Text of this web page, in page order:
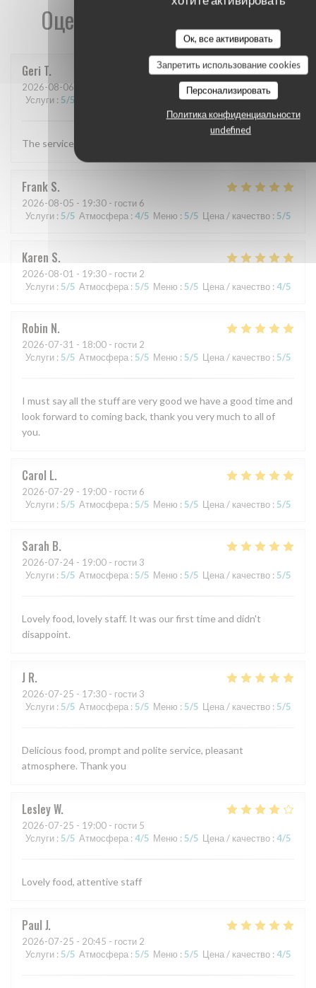
Ок, все активировать
Запретить использование cookies
Персонализировать
Политика конфиденциальности
undefined
Оценки наших посетителей
Geri T
2026-08-06
Услуги : 5/5 :5/5 Цена / качество:5
The service and food are always excellent
Frank S
2026-08-05 - 19:30 - гости 6
Услуги : 5/5 Атмосфера : 4/5 Меню : 5/5 Цена / качество : 5/5
Karen S
2026-08-01 - 19:30 - гости 2
Услуги : 5/5 Атмосфера : 5/5 Меню : 5/5 Цена / качество : 4/5
Robin N
2026-07-31 - 18:00 - гости 2
Услуги : 5/5 Атмосфера : 5/5 Меню : 5/5 Цена / качество : 5/5
I must say all the stuff are very good we have a good time and
look forward to coming back, thank you very much to all of
you.
Carol L
2026-07-29 - 19:00 - гости 6
Услуги : 5/5 Атмосфера : 5/5 Меню : 5/5 Цена / качество : 5/5
Sarah B
2026-07-24 - 19:00 - гости 3
Услуги : 5/5 Атмосфера : 5/5 Меню : 5/5 Цена / качество : 5/5
Lovely food, lovely staff. It was our first time and didn't
disappoint.
J R
2026-07-25 - 17:30 - гости 3
Услуги : 5/5 Атмосфера : 5/5 Меню : 5/5 Цена / качество : 5/5
Delicious food, prompt and polite service, pleasant
atmosphere. Thank you
LesleyW
2026-07-25 - 19:00 - гости 5
Услуги : 5/5 Атмосфера : 4/5 Меню : 5/5 Цена / качество : 4/5
Lovely food, attentive staff
Paul J
2026-07-25 - 20:45 - гости 2
Услуги : 5/5 Атмосфера : 5/5 Меню : 5/5 Цена / качество : 4/5